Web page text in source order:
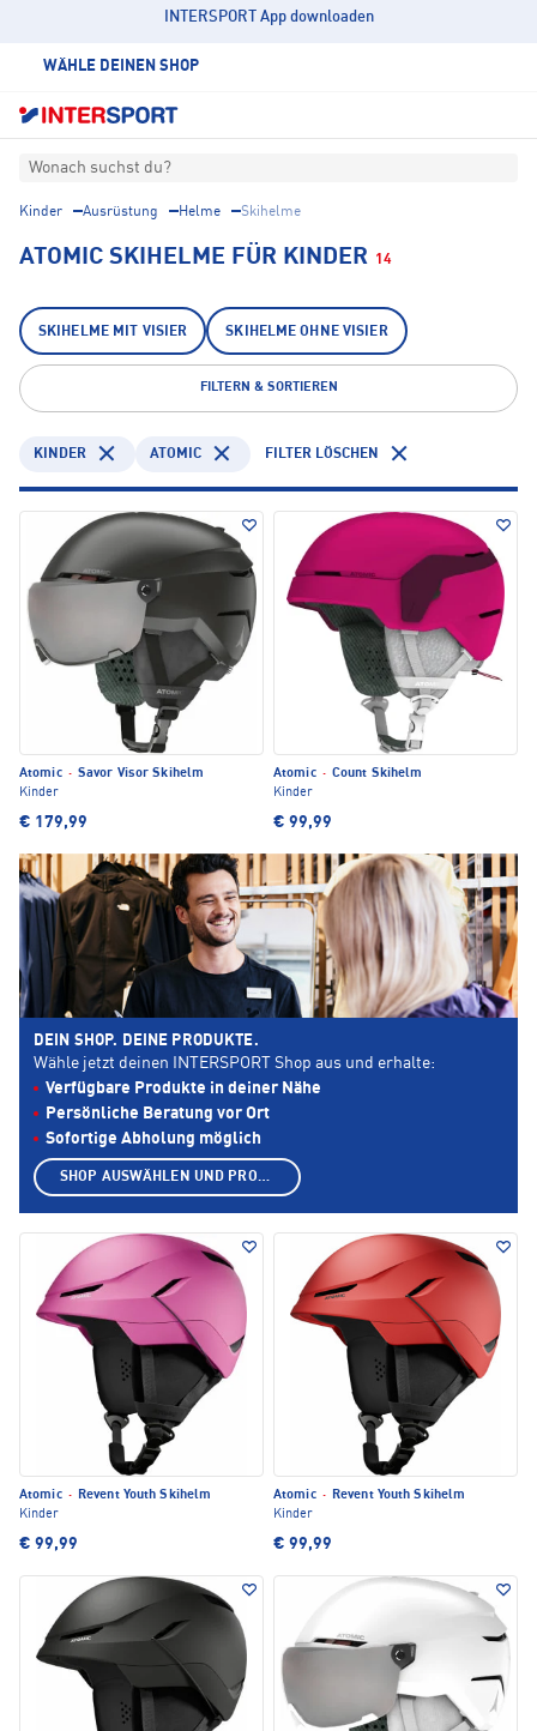
INTERSPORT App downloaden
WÄHLE DEINEN SHOP
Wonach suchst du?
Kinder Ausrüstung Helme Skihelme
ATOMIC SKIHELME FÜR KINDER 14
SKIHELME MIT VISIER SKIHELME OHNE VISIER
FILTERN & SORTIEREN
KINDER ATOMIC FILTER LÖSCHEN
Atomic · Savor Visor Skihelm
Kinder
€ 179,99
Atomic · Count Skihelm
Kinder
€ 99,99
Atomic · Revent Youth Skihelm
Kinder
€ 99,99
Atomic · Revent Youth Skihelm
Kinder
€ 99,99
DEIN SHOP. DEINE PRODUKTE.
Wähle jetzt deinen INTERSPORT Shop aus und erhalte:
Verfügbare Produkte in deiner Nähe
Persönliche Beratung vor Ort
Sofortige Abholung möglich
SHOP AUSWÄHLEN UND PRODUKTE ANZEIGEN